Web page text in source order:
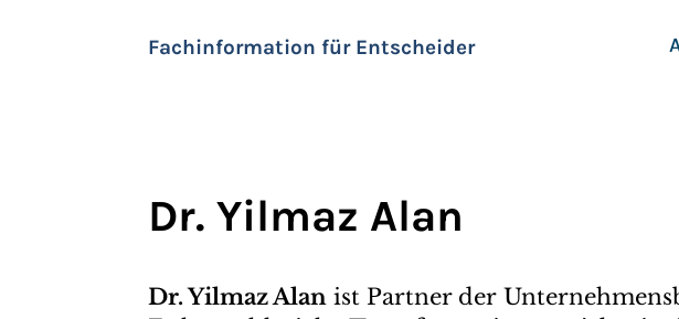
Fachinformation für Entscheider
Dr. Yilmaz Alan
Dr. Yilmaz Alan ist Partner der